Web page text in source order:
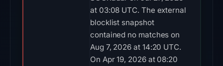
at 03:08 UTC. The external
blocklist snapshot
contained no matches on
Aug 7, 2026 at 14:20 UTC.
On Apr 19, 2026 at 08:20